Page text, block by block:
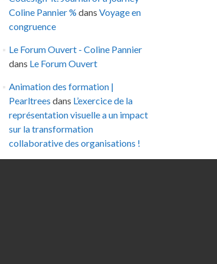
Coline Pannier % dans Voyage en
congruence
Le Forum Ouvert - Coline Pannier
dans Le Forum Ouvert
Animation des formation |
Pearltrees dans L’exercice de la
représentation visuelle a un impact
sur la transformation
collaborative des organisations !